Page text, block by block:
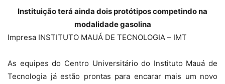
Instituição terá ainda dois protótipos competindo na
modalidade gasolina
Impresa INSTITUTO MAUÁ DE TECNOLOGIA – IMT
As equipes do Centro Universitário do Instituto Mauá de
Tecnologia já estão prontas para encarar mais um novo